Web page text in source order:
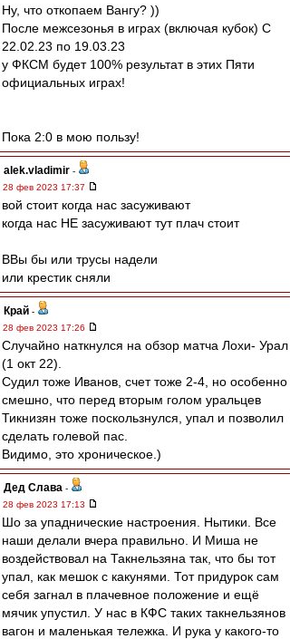
Ну, что откопаем Вангу? ))
После межсезонья в играх (включая кубок) С
22.02.23 по 19.03.23
у ФКСМ будет 100% результат в этих Пяти
официальных играх!
Пока 2:0 в мою пользу!
alek.vladimir -
28 фев 2023 17:37
вой стоит когда нас засуживают
когда нас НЕ засуживают тут плач стоит
ВВы бы или трусы надели
или крестик сняли
Край -
28 фев 2023 17:26
Случайно наткнулся на обзор матча Лохи- Урал
(1 окт 22).
Судил тоже Иванов, счет тоже 2-4, но особенно
смешно, что перед вторым голом уральцев
Тикнизян тоже поскользнулся, упал и позволил
сделать голевой пас.
Видимо, это хроническое.)
Дед Слава -
28 фев 2023 17:13
Шо за упаднические настроения. Нытики. Все
наши делали вчера правильно. И Миша не
воздействовал на Такнельзяна так, что бы тот
упал, как мешок с какунями. Тот придурок сам
себя загнал в плачевное положение и ещё
мячик упустил. У нас в КФС таких такнельзянов
вагон и маленькая тележка. И рука у какого-то